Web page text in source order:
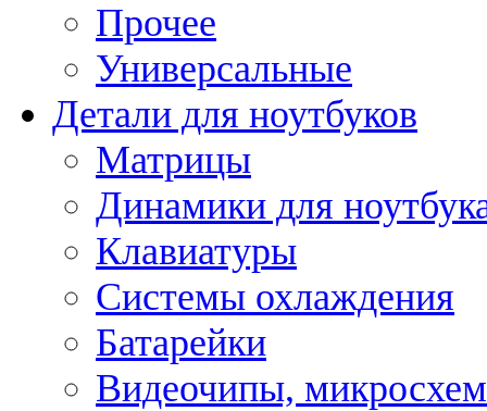
Прочее
Универсальные
Детали для ноутбуков
Матрицы
Динамики для
Клавиатуры
Системы охлаждения
Батарейки
Видеочипы,